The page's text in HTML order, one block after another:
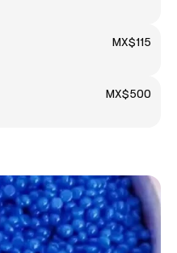
MX$115
MX$500